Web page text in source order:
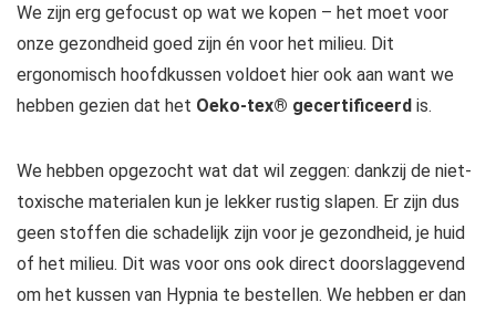
We zijn erg gefocust op wat we kopen – het moet voor
onze gezondheid goed zijn én voor het milieu. Dit
ergonomisch hoofdkussen voldoet hier ook aan want we
hebben gezien dat het Oeko-tex® gecertificeerd is.
We hebben opgezocht wat dat wil zeggen: dankzij de niet-
toxische materialen kun je lekker rustig slapen. Er zijn dus
geen stoffen die schadelijk zijn voor je gezondheid, je huid
of het milieu. Dit was voor ons ook direct doorslaggevend
om het kussen van Hypnia te bestellen. We hebben er dan